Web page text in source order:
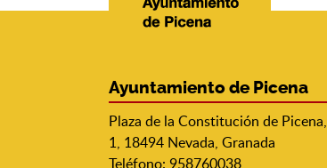
Ayuntamiento de Picena
Plaza de la Constitución de Picena,
1, 18494 Nevada, Granada
Teléfono: 958760038